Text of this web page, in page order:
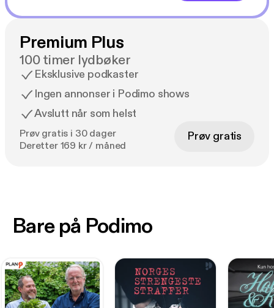
Premium Plus
100 timer lydbøker
Eksklusive podkaster
Ingen annonser i Podimo shows
Avslutt når som helst
Prøv gratis i 30 dager
Deretter 169 kr / måned
Prøv gratis
Bare på Podimo